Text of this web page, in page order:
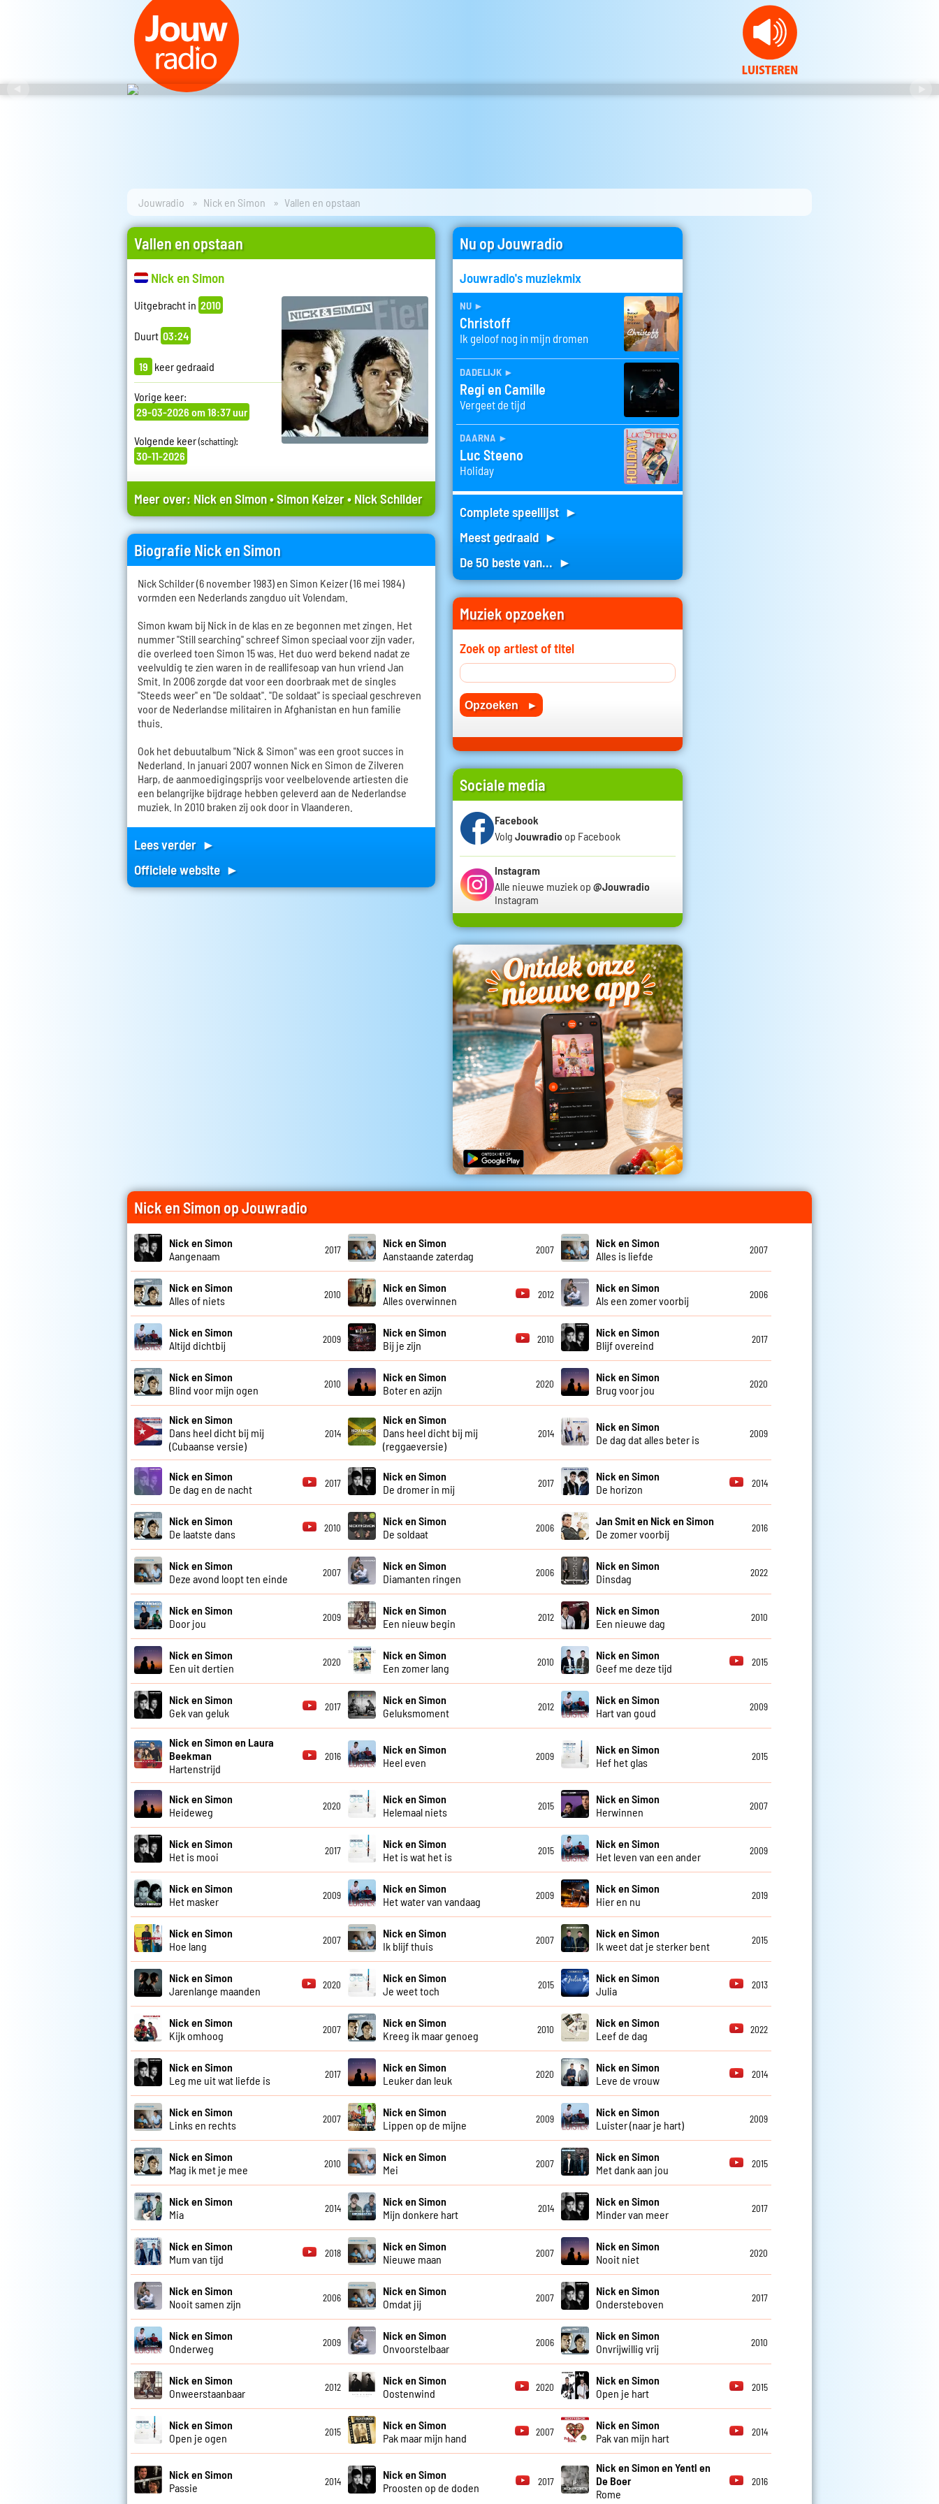
Jouwradio Nick en Simon Vallen en opstaan
Vallen en opstaan
Nick en Simon
Uitgebracht in 2010
Duurt 03:24
19 keer gedraaid
Vorige keer:
29-03-2026 om 18:37 uur
Volgende keer(schatting):
30-11-2026
Meer over: Nick en Simon•Simon Keizer•Nick Schilder
Biografie Nick en Simon
Nick Schilder (6 november 1983) en Simon Keizer (16 mei 1984)
vormden een Nederlands zangduo uit Volendam.
Simon kwam bij Nick in de klas en ze begonnen met zingen. Het
nummer "Still searching" schreef Simon speciaal voor zijn vader,
die overleed toen Simon 15 was. Het duo werd bekend nadat ze
veelvuldig te zien waren in de reallifesoap van hun vriend Jan
Smit. In 2006 zorgde dat voor een doorbraak met de singles
"Steeds weer" en "De soldaat". "De soldaat" is speciaal geschreven
voor de Nederlandse militairen in Afghanistan en hun familie
thuis.
Ook het debuutalbum "Nick & Simon" was een groot succes in
Nederland. In januari 2007 wonnen Nick en Simon de Zilveren
Harp, de aanmoedigingsprijs voor veelbelovende artiesten die
een belangrijke bijdrage hebben geleverd aan de Nederlandse
muziek. In 2010 braken zij ook door in Vlaanderen.
Lees verder ►
Officiele website ►
Nu op Jouwradio
Jouwradio's muziekmix
nu ►
Christoff
Ik geloof nog in mijn dromen
dadelijk ►
Regi en Camille
Vergeet de tijd
daarna ►
Luc Steeno
Holiday
Complete speellijst ►
Meest gedraaid ►
De 50 beste van... ►
Muziek opzoeken
Zoek op artiest of titel
Sociale media
Facebook
Volg Jouwradio op Facebook
Instagram
Alle nieuwe muziek op @Jouwradio
Instagram
Nick en Simon op Jouwradio
Nick en Simon
Aangenaam
2017
Nick en Simon
Aanstaande zaterdag
2007
Nick en Simon
Alles is liefde
2007
Nick en Simon
Alles of niets
2010
Nick en Simon
Alles overwinnen
2012
Nick en Simon
Als een zomer voorbij
2006
Nick en Simon
Altijd dichtbij
2009
Nick en Simon
Bij je zijn
2010
Nick en Simon
Blijf overeind
2017
Nick en Simon
Blind voor mijn ogen
2010
Nick en Simon
Boter en azijn
2020
Nick en Simon
Brug voor jou
2020
Nick en Simon
Dans heel dicht bij mij
(Cubaanse versie)
2014
Nick en Simon
Dans heel dicht bij mij
(reggaeversie)
2014
Nick en Simon
De dag dat alles beter is
2009
Nick en Simon
De dag en de nacht
2017
Nick en Simon
De dromer in mij
2017
Nick en Simon
De horizon
2014
Nick en Simon
De laatste dans
2010
Nick en Simon
De soldaat
2006
Jan Smit en Nick en Simon
De zomer voorbij
2016
Nick en Simon
Deze avond loopt ten einde
2007
Nick en Simon
Diamanten ringen
2006
Nick en Simon
Dinsdag
2022
Nick en Simon
Door jou
2009
Nick en Simon
Een nieuw begin
2012
Nick en Simon
Een nieuwe dag
2010
Nick en Simon
Een uit dertien
2020
Nick en Simon
Een zomer lang
2010
Nick en Simon
Geef me deze tijd
2015
Nick en Simon
Gek van geluk
2017
Nick en Simon
Geluksmoment
2012
Nick en Simon
Hart van goud
2009
Nick en Simon en Laura
Beekman
Hartenstrijd
2016
Nick en Simon
Heel even
2009
Nick en Simon
Hef het glas
2015
Nick en Simon
Heideweg
2020
Nick en Simon
Helemaal niets
2015
Nick en Simon
Herwinnen
2007
Nick en Simon
Het is mooi
2017
Nick en Simon
Het is wat het is
2015
Nick en Simon
Het leven van een ander
2009
Nick en Simon
Het masker
2009
Nick en Simon
Het water van vandaag
2009
Nick en Simon
Hier en nu
2019
Nick en Simon
Hoe lang
2007
Nick en Simon
Ik blijf thuis
2007
Nick en Simon
Ik weet dat je sterker bent
2015
Nick en Simon
Jarenlange maanden
2020
Nick en Simon
Je weet toch
2015
Nick en Simon
Julia
2013
Nick en Simon
Kijk omhoog
2007
Nick en Simon
Kreeg ik maar genoeg
2010
Nick en Simon
Leef de dag
2022
Nick en Simon
Leg me uit wat liefde is
2017
Nick en Simon
Leuker dan leuk
2020
Nick en Simon
Leve de vrouw
2014
Nick en Simon
Links en rechts
2007
Nick en Simon
Lippen op de mijne
2009
Nick en Simon
Luister (naar je hart)
2009
Nick en Simon
Mag ik met je mee
2010
Nick en Simon
Mei
2007
Nick en Simon
Met dank aan jou
2015
Nick en Simon
Mia
2014
Nick en Simon
Mijn donkere hart
2014
Nick en Simon
Minder van meer
2017
Nick en Simon
Mum van tijd
2018
Nick en Simon
Nieuwe maan
2007
Nick en Simon
Nooit niet
2020
Nick en Simon
Nooit samen zijn
2006
Nick en Simon
Omdat jij
2007
Nick en Simon
Ondersteboven
2017
Nick en Simon
Onderweg
2009
Nick en Simon
Onvoorstelbaar
2006
Nick en Simon
Onvrijwillig vrij
2010
Nick en Simon
Onweerstaanbaar
2012
Nick en Simon
Oostenwind
2020
Nick en Simon
Open je hart
2015
Nick en Simon
Open je ogen
2015
Nick en Simon
Pak maar mijn hand
2007
Nick en Simon
Pak van mijn hart
2014
Nick en Simon
Passie
2014
Nick en Simon
Proosten op de doden
2017
Nick en Simon en Yentl en
De Boer
Rome
2016